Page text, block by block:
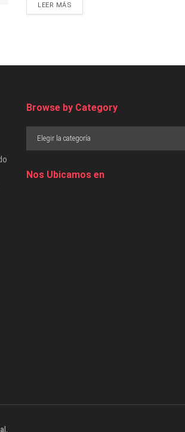
LEER MÁS
Browse by Category
Nos Ubicamos en